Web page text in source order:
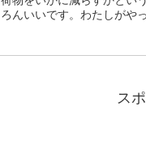
ろんいいです。わたしがや
ス